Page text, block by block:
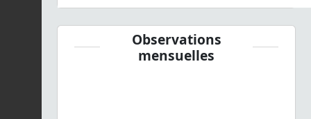
Observations
mensuelles